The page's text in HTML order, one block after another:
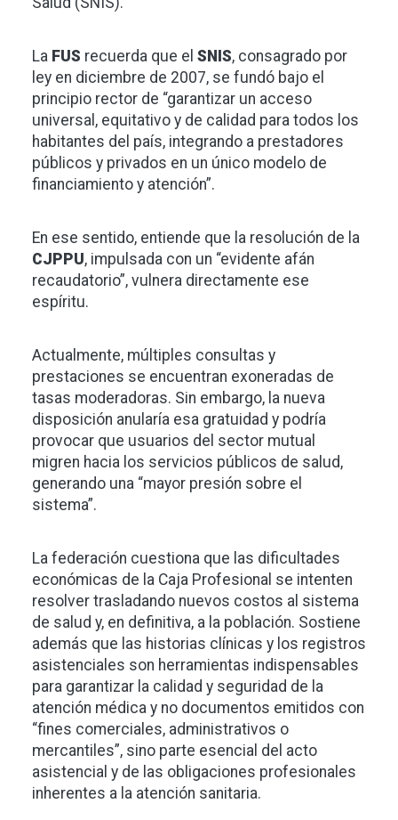
La FUS recuerda que el SNIS, consagrado por
ley en diciembre de 2007, se fundó bajo el
principio rector de “garantizar un acceso
universal, equitativo y de calidad para todos los
habitantes del país, integrando a prestadores
públicos y privados en un único modelo de
financiamiento y atención”.
En ese sentido, entiende que la resolución de la
CJPPU, impulsada con un “evidente afán
recaudatorio”, vulnera directamente ese
espíritu.
Actualmente, múltiples consultas y
prestaciones se encuentran exoneradas de
tasas moderadoras. Sin embargo, la nueva
disposición anularía esa gratuidad y podría
provocar que usuarios del sector mutual
migren hacia los servicios públicos de salud,
generando una “mayor presión sobre el
sistema”.
La federación cuestiona que las dificultades
económicas de la Caja Profesional se intenten
resolver trasladando nuevos costos al sistema
de salud y, en definitiva, a la población. Sostiene
además que las historias clínicas y los registros
asistenciales son herramientas indispensables
para garantizar la calidad y seguridad de la
atención médica y no documentos emitidos con
“fines comerciales, administrativos o
mercantiles”, sino parte esencial del acto
asistencial y de las obligaciones profesionales
inherentes a la atención sanitaria.